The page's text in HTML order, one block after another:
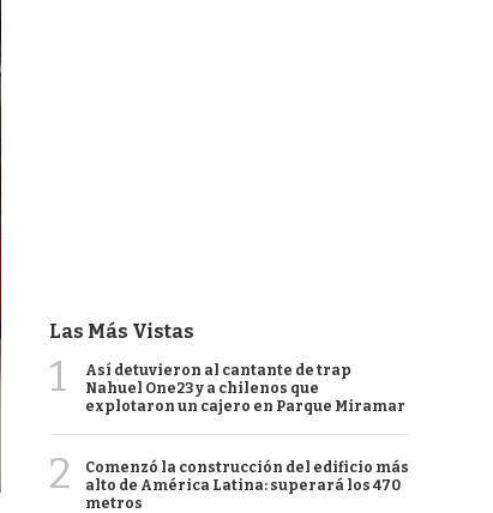
Las Más Vistas
1
Así detuvieron al cantante de trap
Nahuel One23 y a chilenos que
explotaron un cajero en Parque Miramar
2
Comenzó la construcción del edificio más
alto de América Latina: superará los 470
metros